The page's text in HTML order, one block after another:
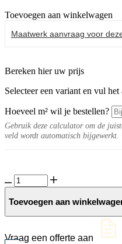
Toevoegen aan winkelwagen
Maatwerk aanvraag voor
Bereken hier uw prijs
Selecteer een variant en vul het
Hoeveel m² wil je bestellen?
Gebruik deze calculator om de
veld wordt automatisch bijgewerkt.
Ebene
10MM
Antra
Toevoegen aan
Vraag een offerte aan